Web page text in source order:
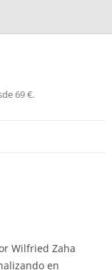
69 €.
Wilfried Zaha
en